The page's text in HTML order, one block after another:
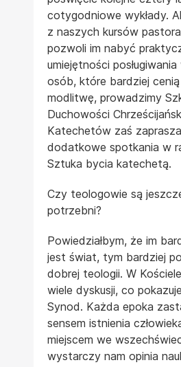
cotygodniowe wykłady.
z naszych kursów
pozwoli im nabyć
umiejętności
osób, które bardziej
modlitwę, prowadzimy
Duchowości
Katechetów zaś
dodatkowe spotkania w
Sztuka bycia katechetą.
Czy teologowie są
potrzebni?
Powiedziałbym, że im
jest świat, tym bardziej
dobrej teologii. W
wiele dyskusji, co
Synod. Każda epoka
sensem istnienia
miejscem we
wystarczy nam opinia